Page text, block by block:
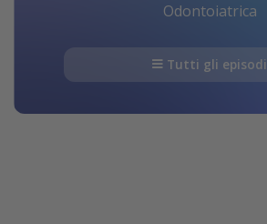
Odontoiatrica
Tutti gli episodi